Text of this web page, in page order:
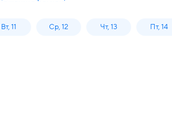
Вт, 11 Ср, 12 Чт, 13 Пт, 14